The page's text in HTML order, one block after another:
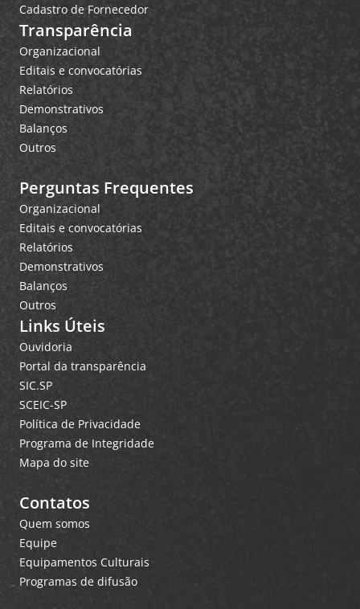
Cadastro de Fornecedor
Transparência
Organizacional
Editais e convocatórias
Relatórios
Demonstrativos
Balanços
Outros
Perguntas Frequentes
Organizacional
Editais e convocatórias
Relatórios
Demonstrativos
Balanços
Outros
Links Úteis
Ouvidoria
Portal da transparência
SIC.SP
SCEIC-SP
Política de Privacidade
Programa de Integridade
Mapa do site
Contatos
Quem somos
Equipe
Equipamentos Culturais
Programas de difusão